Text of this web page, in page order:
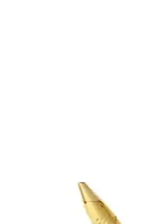
etkinliklerde kullanılabilir.